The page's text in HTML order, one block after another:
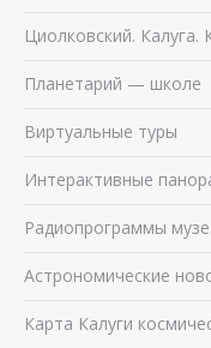
Циолковский. Калуга.
Планетарий — школе
Виртуальные туры
Интерактивные
Радиопрограммы
Астрономические
Карта Калуги